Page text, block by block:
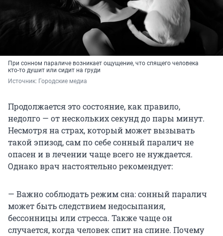
При сонном параличе возникает ощущение, что спящего человека
кто-то душит или сидит на груди
Источник: Городские медиа
Продолжается это состояние, как правило,
недолго — от нескольких секунд до пары минут.
Несмотря на страх, который может вызывать
такой эпизод, сам по себе сонный паралич не
опасен и в лечении чаще всего не нуждается.
Однако врач настоятельно рекомендует:
— Важно соблюдать режим сна: сонный паралич
может быть следствием недосыпания,
бессонницы или стресса. Также чаще он
случается, когда человек спит на спине. Почему